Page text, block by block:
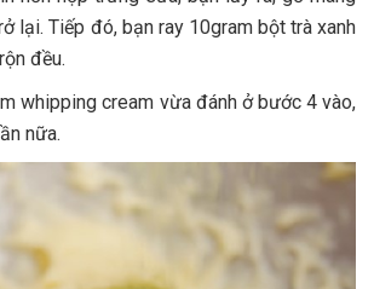
lại. Tiếp đó, bạn ray 10gram bột trà xanh
đều.
whipping cream vừa đánh ở bước 4 vào,
nữa.